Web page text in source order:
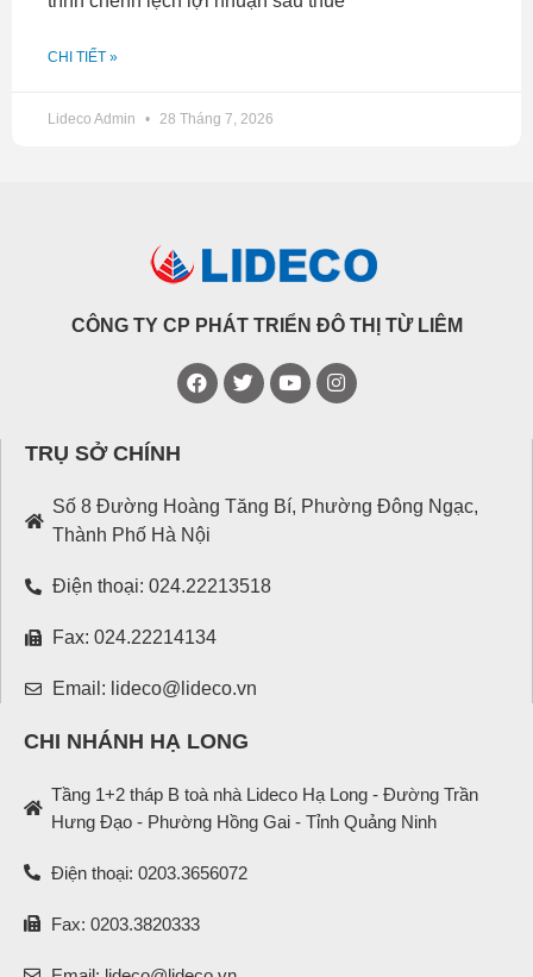
CHI TIẾT »
Lideco Admin 28 Tháng 7, 2026
CÔNG TY CP PHÁT TRIỂN ĐÔ THỊ TỪ LIÊM
TRỤ SỞ CHÍNH
Số 8 Đường Hoàng Tăng Bí, Phường Đông Ngạc,
Thành Phố Hà Nội
Điện thoại: 024.22213518
Fax: 024.22214134
Email: lideco@lideco.vn
CHI NHÁNH HẠ LONG
Tầng 1+2 tháp B toà nhà Lideco Hạ Long - Đường Trần
Hưng Đạo - Phường Hồng Gai - Tỉnh Quảng Ninh
Điện thoại: 0203.3656072
Fax: 0203.3820333